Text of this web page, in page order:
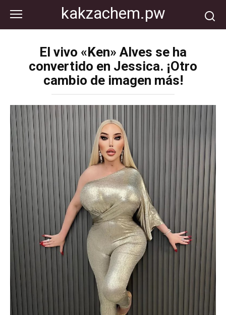
контенту
kakzachem.pw
El vivo «Ken» Alves se ha
convertido en Jessica. ¡Otro
cambio de imagen más!